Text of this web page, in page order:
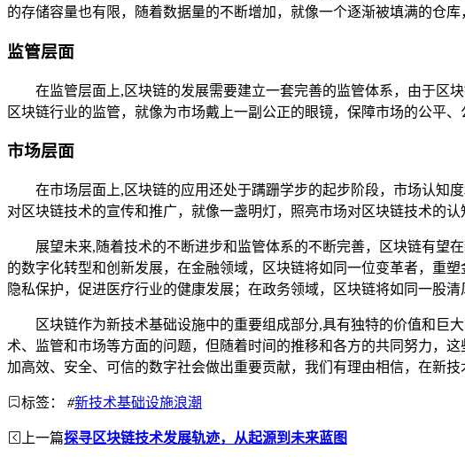
的存储容量也有限，随着数据量的不断增加，就像一个逐渐被填满的仓库
监管层面
在监管层面上,区块链的发展需要建立一套完善的监管体系，由于区
区块链行业的监管，就像为市场戴上一副公正的眼镜，保障市场的公平、
市场层面
在市场层面上,区块链的应用还处于蹒跚学步的起步阶段，市场认知
对区块链技术的宣传和推广，就像一盏明灯，照亮市场对区块链技术的
展望未来,随着技术的不断进步和监管体系的不断完善，区块链有望
的数字化转型和创新发展，在金融领域，区块链将如同一位变革者，重
隐私保护，促进医疗行业的健康发展；在政务领域，区块链将如同一股
区块链作为新技术基础设施中的重要组成部分,具有独特的价值和巨
术、监管和市场等方面的问题，但随着时间的推移和各方的共同努力，
加高效、安全、可信的数字社会做出重要贡献，我们有理由相信，在新
标签： #新技术基础设施浪潮
上一篇探寻区块链技术发展轨迹，从起源到未来蓝图